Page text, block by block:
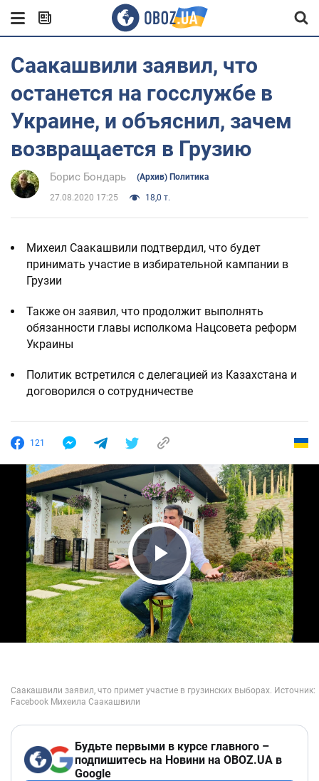
Саакашвили заявил, что
останется на госслужбе в
Украине, и объяснил, зачем
возвращается в Грузию
Борис Бондарь (Архив) Политика
27.08.2020 17:25 18,0 т.
Михеил Саакашвили подтвердил, что будет
принимать участие в избирательной кампании в
Грузии
Также он заявил, что продолжит выполнять
обязанности главы исполкома Нацсовета реформ
Украины
Политик встретился с делегацией из Казахстана и
договорился о сотрудничестве
121
Play Video
Будьте первыми в курсе главного –
подпишитесь на Новини на OBOZ.UA в
Google